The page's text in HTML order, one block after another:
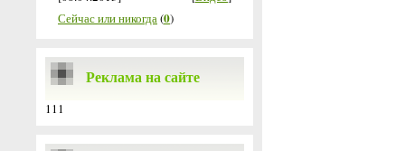
Сейчас или никогда(0)
Реклама на сайте
111